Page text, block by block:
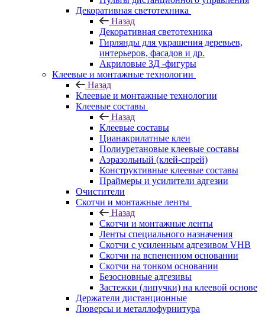
Декоративная светотехника
Назад
Декоративная светотехника
Гирлянды для украшения деревьев,
интерьеров, фасадов и др.
Акриловые 3Д -фигуры
Клеевые и монтажные технологии
Назад
Клеевые и монтажные технологии
Клеевые составы
Назад
Клеевые составы
Цианакрилатные клеи
Полиуретановые клеевые составы
Аэразольный (клей-спрей)
Конструктивные клеевые составы
Праймеры и усилители адгезии
Очистители
Скотчи и монтажные ленты
Назад
Скотчи и монтажные ленты
Ленты специального назначения
Скотчи с усиленным адгезивом VHB
Скотчи на вспененном основании
Скотчи на тонком основании
Безосновные адгезивы
Застежки (липучки) на клеевой основе
Держатели дистанционные
Люверсы и металлофурнитура